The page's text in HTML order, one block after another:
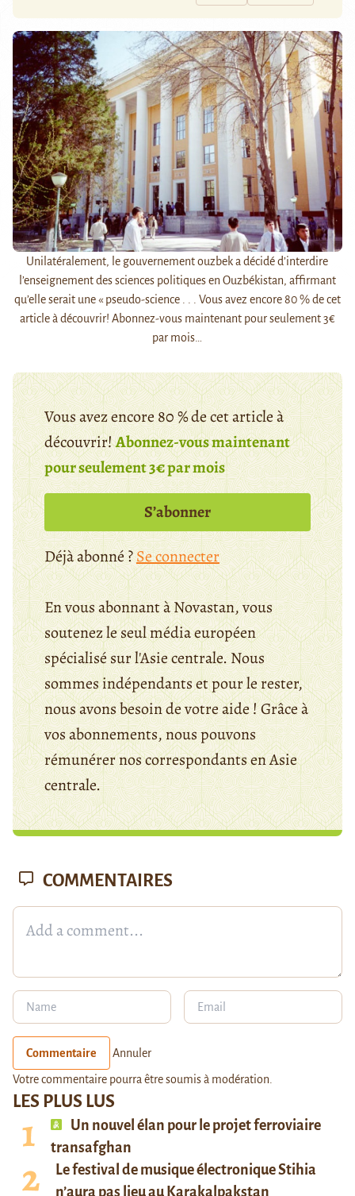
Unilatéralement, le gouvernement ouzbek a décidé d’interdire
l’enseignement des sciences politiques en Ouzbékistan, affirmant
qu’elle serait une « pseudo-science . . . Vous avez encore 80 % de cet
article à découvrir! Abonnez-vous maintenant pour seulement 3€
par mois…
Vous avez encore 80 % de cet article à
découvrir!Abonnez-vous maintenant
pour seulement 3€ par mois
S’abonner
Déjà abonné ?Se connecter
En vous abonnant à Novastan, vous
soutenez le seul média européen
spécialisé sur l'Asie centrale. Nous
sommes indépendants et pour le rester,
nous avons besoin de votre aide ! Grâce à
vos abonnements, nous pouvons
rémunérer nos correspondants en Asie
centrale.
LES PLUS LUS
Un nouvel élan pour le projet ferroviaire
transafghan
Le festival de musique électronique Stihia
n’aura pas lieu au Karakalpakstan
COMMENTAIRES
Commentaire Annuler
Votre commentaire pourra être soumis à modération.